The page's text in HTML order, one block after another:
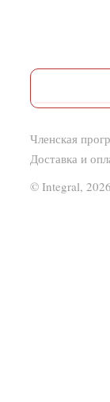
Членская
Доставка и
© Integral,